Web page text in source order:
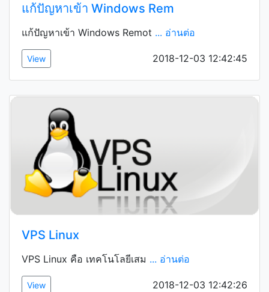
แก้ปัญหาเข้า Windows Rem
แก้ปัญหาเข้า Windows Remot ... อ่านต่อ
View 2018-12-03 12:42:45
VPS Linux
VPS Linux คือ เทคโนโลยีเสม ... อ่านต่อ
View 2018-12-03 12:42:26